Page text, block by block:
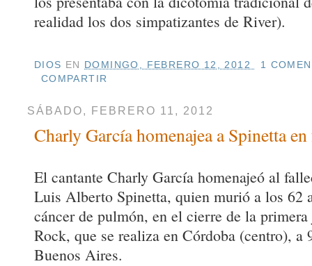
realidad los dos simpatizantes de River).
DIOS EN DOMINGO, FEBRERO 12, 2012
1
COMPARTIR
SÁBADO, FEBRERO 11, 2012
Charly García homenajea a Spinetta
El cantante Charly García homenajeó al
Luis Alberto Spinetta, quien murió a los 62
cáncer de pulmón, en el cierre de la
Rock, que se realiza en Córdoba (centro), a
Buenos Aires.